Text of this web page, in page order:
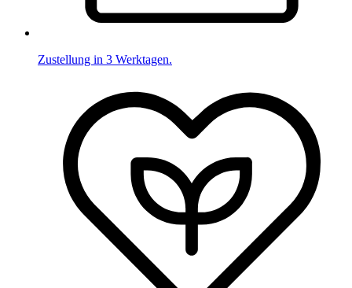
Zustellung in 3 Werktagen.